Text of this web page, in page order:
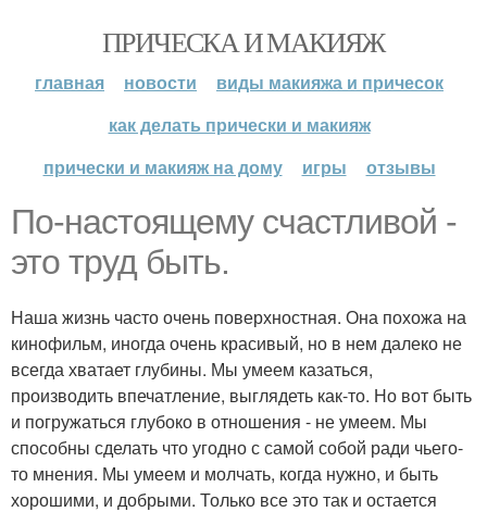
ПРИЧЕСКА И МАКИЯЖ
главная новости
виды макияжа и причесок
как делать прически и макияж
прически и макияж на дому
игры отзывы
По-настоящему счастливой -
это труд быть.
Наша жизнь часто очень поверхностная. Она похожа на
кинофильм, иногда очень красивый, но в нем далеко не
всегда хватает глубины. Мы умеем казаться,
производить впечатление, выглядеть как-то. Но вот быть
и погружаться глубоко в отношения - не умеем. Мы
способны сделать что угодно с самой собой ради чьего-
то мнения. Мы умеем и молчать, когда нужно, и быть
хорошими, и добрыми. Только все это так и остается